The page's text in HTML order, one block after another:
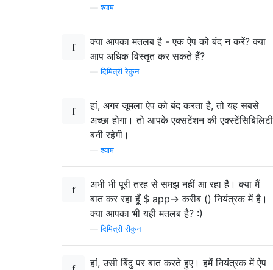
—श्याम
क्या आपका मतलब है - एक ऐप को बंद न करें? क्या
आप अधिक विस्तृत कर सकते हैं?
—दिमित्री रेकुन
हां, अगर जूमला ऐप को बंद करता है, तो यह सबसे
अच्छा होगा। तो आपके एक्सटेंशन की एक्स्टेंसिबिलिटी
बनी रहेगी।
—श्याम
अभी भी पूरी तरह से समझ नहीं आ रहा है। क्या मैं
बात कर रहा हूँ $ app-> करीब () नियंत्रक में है।
क्या आपका भी यही मतलब है? :)
—दिमित्री रीकुन
हां, उसी बिंदु पर बात करते हुए। हमें नियंत्रक में ऐप